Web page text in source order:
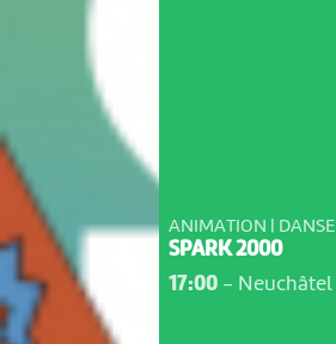
ANIMATION | DANSE
SPARK 2000
17:00- Neuchâtel